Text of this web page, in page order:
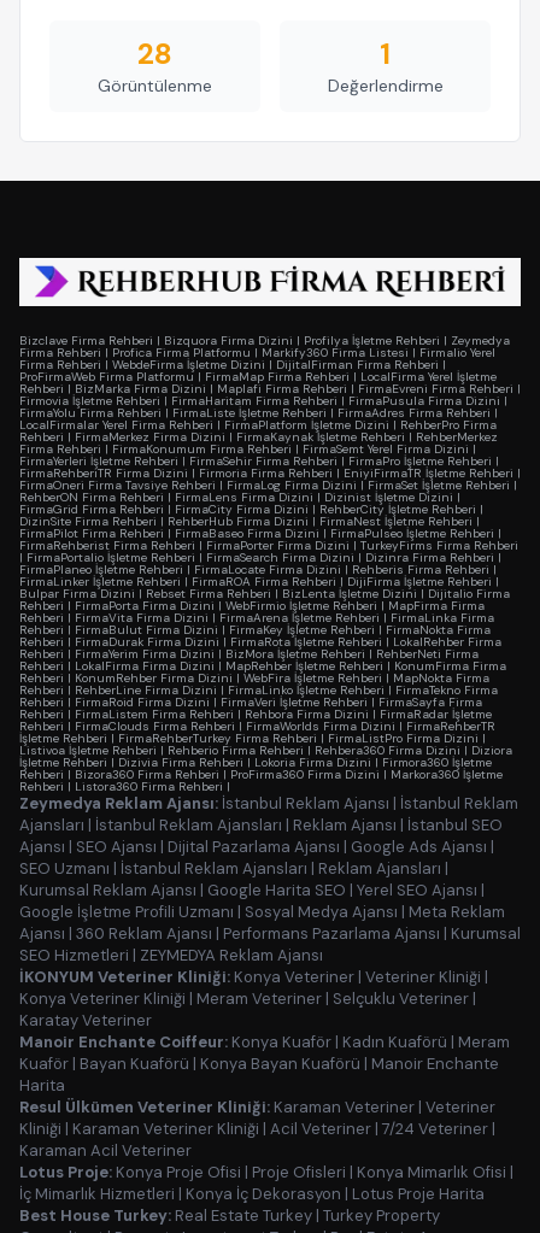
28
Görüntülenme
1
Değerlendirme
Bizclave Firma Rehberi | Bizquora Firma Dizini | Profilya İşletme Rehberi | Zeymedya
Firma Rehberi | Profica Firma Platformu | Markify360 Firma Listesi | Firmalio Yerel
Firma Rehberi | WebdeFirma İşletme Dizini | DijitalFirman Firma Rehberi |
ProFirmaWeb Firma Platformu | FirmaMap Firma Rehberi | LocalFirma Yerel İşletme
Rehberi | BizMarka Firma Dizini | Maplafi Firma Rehberi | FirmaEvreni Firma Rehberi |
Firmovia İşletme Rehberi | FirmaHaritam Firma Rehberi | FirmaPusula Firma Dizini |
FirmaYolu Firma Rehberi | FirmaListe İşletme Rehberi | FirmaAdres Firma Rehberi |
LocalFirmalar Yerel Firma Rehberi | FirmaPlatform İşletme Dizini | RehberPro Firma
Rehberi | FirmaMerkez Firma Dizini | FirmaKaynak İşletme Rehberi | RehberMerkez
Firma Rehberi | FirmaKonumum Firma Rehberi | FirmaSemt Yerel Firma Dizini |
FirmaYerleri İşletme Rehberi | FirmaSehir Firma Rehberi | FirmaPro İşletme Rehberi |
FirmaRehberiTR Firma Dizini | Firmoria Firma Rehberi | EniyiFirmaTR İşletme Rehberi |
FirmaOneri Firma Tavsiye Rehberi | FirmaLog Firma Dizini |FirmaSet İşletme Rehberi |
RehberON Firma Rehberi | FirmaLens Firma Dizini | Dizinist İşletme Dizini |
FirmaGrid Firma Rehberi | FirmaCity Firma Dizini | RehberCity İşletme Rehberi |
DizinSite Firma Rehberi | RehberHub Firma Dizini | FirmaNest İşletme Rehberi |
FirmaPilot Firma Rehberi | FirmaBaseo Firma Dizini | FirmaPulseo İşletme Rehberi |
FirmaRehberist Firma Rehberi | FirmaPorter Firma Dizini | TurkeyFirms Firma Rehberi
| FirmaPortalio İşletme Rehberi | FirmaSearch Firma Dizini | Dizinra Firma Rehberi |
FirmaPlaneo İşletme Rehberi | FirmaLocate Firma Dizini | Rehberis Firma Rehberi |
FirmaLinker İşletme Rehberi | FirmaROA Firma Rehberi | DijiFirma İşletme Rehberi |
Bulpar Firma Dizini | Rebset Firma Rehberi | BizLenta İşletme Dizini | Dijitalio Firma
Rehberi | FirmaPorta Firma Dizini | WebFirmio İşletme Rehberi | MapFirma Firma
Rehberi | FirmaVita Firma Dizini | FirmaArena İşletme Rehberi | FirmaLinka Firma
Rehberi | FirmaBulut Firma Dizini | FirmaKey İşletme Rehberi | FirmaNokta Firma
Rehberi | FirmaDurak Firma Dizini | FirmaRota İşletme Rehberi | LokalRehber Firma
Rehberi | FirmaYerim Firma Dizini | BizMora İşletme Rehberi | RehberNeti Firma
Rehberi | LokalFirma Firma Dizini | MapRehber İşletme Rehberi | KonumFirma Firma
Rehberi | KonumRehber Firma Dizini | WebFira İşletme Rehberi | MapNokta Firma
Rehberi | RehberLine Firma Dizini | FirmaLinko İşletme Rehberi | FirmaTekno Firma
Rehberi | FirmaRoid Firma Dizini | FirmaVeri İşletme Rehberi | FirmaSayfa Firma
Rehberi | FirmaListem Firma Rehberi | Rehbora Firma Dizini | FirmaRadar İşletme
Rehberi | FirmaClouds Firma Rehberi | FirmaWorlds Firma Dizini | FirmaRehberTR
İşletme Rehberi | FirmaRehberTurkey Firma Rehberi | FirmaListPro Firma Dizini |
Listivoa İşletme Rehberi | Rehberio Firma Rehberi | Rehbera360 Firma Dizini | Diziora
İşletme Rehberi | Dizivia Firma Rehberi | Lokoria Firma Dizini | Firmora360 İşletme
Rehberi | Bizora360 Firma Rehberi | ProFirma360 Firma Dizini | Markora360 İşletme
Rehberi | Listora360 Firma Rehberi |
Zeymedya Reklam Ajansı: İstanbul Reklam Ajansı | İstanbul Reklam
Ajansları | İstanbul Reklam Ajansları | Reklam Ajansı | İstanbul SEO
Ajansı | SEO Ajansı | Dijital Pazarlama Ajansı | Google Ads Ajansı |
SEO Uzmanı | İstanbul Reklam Ajansları | Reklam Ajansları |
Kurumsal Reklam Ajansı | Google Harita SEO | Yerel SEO Ajansı |
Google İşletme Profili Uzmanı | Sosyal Medya Ajansı | Meta Reklam
Ajansı | 360 Reklam Ajansı | Performans Pazarlama Ajansı | Kurumsal
SEO Hizmetleri | ZEYMEDYA Reklam Ajansı
İKONYUM Veteriner Kliniği: Konya Veteriner | Veteriner Kliniği |
Konya Veteriner Kliniği | Meram Veteriner | Selçuklu Veteriner |
Karatay Veteriner
Manoir Enchante Coiffeur: Konya Kuaför | Kadın Kuaförü | Meram
Kuaför | Bayan Kuaförü | Konya Bayan Kuaförü | Manoir Enchante
Harita
Resul Ülkümen Veteriner Kliniği: Karaman Veteriner | Veteriner
Kliniği | Karaman Veteriner Kliniği | Acil Veteriner | 7/24 Veteriner |
Karaman Acil Veteriner
Lotus Proje: Konya Proje Ofisi | Proje Ofisleri | Konya Mimarlık Ofisi |
İç Mimarlık Hizmetleri | Konya İç Dekorasyon | Lotus Proje Harita
Best House Turkey: Real Estate Turkey | Turkey Property